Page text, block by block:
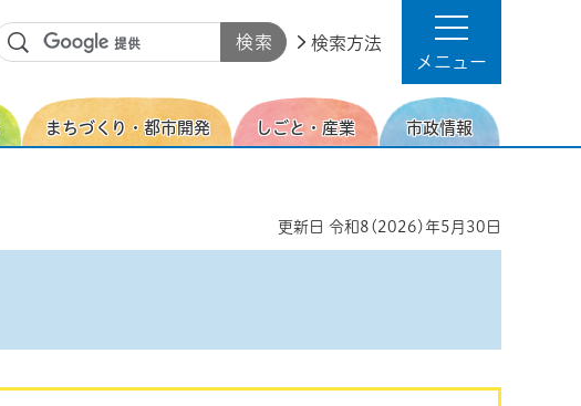
検索方法
メニュー
まちづくり・都市開発 しごと・産業 市政情報
更新日 令和8(2026)年5月30日